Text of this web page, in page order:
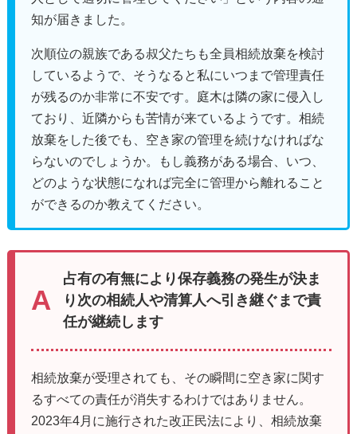
知が届きました。
次順位の親族である叔父たちも全員相続放棄を検討
しているようで、そうなると私にいつまで管理責任
が残るのか非常に不安です。庭木は隣の家に侵入し
ており、近隣からも苦情が来ているようです。相続
放棄をした後でも、空き家の管理を続けなければな
らないのでしょうか。もし義務がある場合、いつ、
どのような状態になれば完全に管理から離れること
ができるのか教えてください。
占有の有無により保存義務の発生が決ま
り次の相続人や清算人へ引き継ぐまで責
任が継続します
相続放棄が受理されても、その瞬間に空き家に関す
るすべての責任が消失するわけではありません。
2023年4月に施行された改正民法により、相続放棄